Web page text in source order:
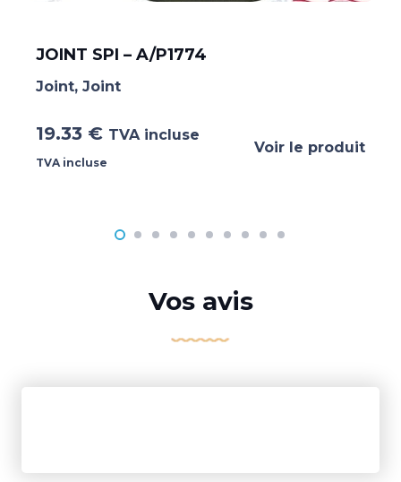
JOINT SPI – A/P1774
Joint, Joint
19.33 € TVA incluse
TVA incluse
Voir le produit
Vos avis